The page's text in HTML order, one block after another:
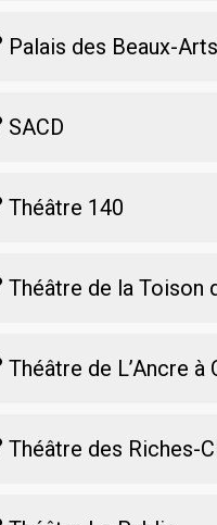
Palais des Beaux-
SACD
Théâtre 140
Théâtre de la Toison
Théâtre de L’Ancre à
Théâtre des Riches-